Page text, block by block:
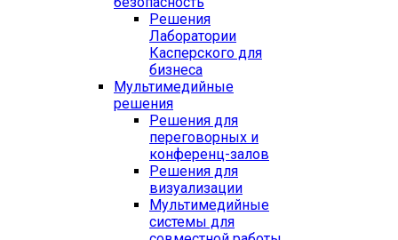
Решения
Лаборатории
Касперского для
бизнеса
Мультимедийные
решения
Решения для
переговорных и
конференц-залов
Решения для
визуализации
Мультимедийные
системы для